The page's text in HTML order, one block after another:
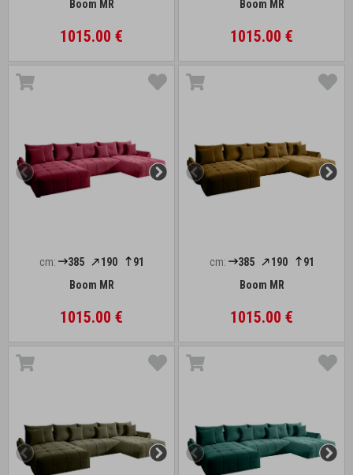
Boom MR
1015.00 €
Boom MR
1015.00 €
cm: 385 190
91
Boom MR
1015.00 €
cm: 385 190
91
Boom MR
1015.00 €